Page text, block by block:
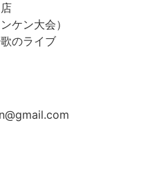
ケン大会）
のライブ